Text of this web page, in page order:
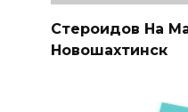
Стероидов На
Новошахтинск